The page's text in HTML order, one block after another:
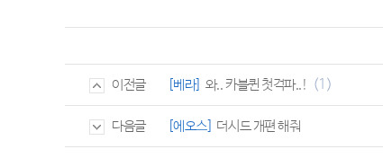
이전글 [베라] 와.. 카블퀸 첫격파..! (1)
다음글 [에오스] 더시드 개편 해줘